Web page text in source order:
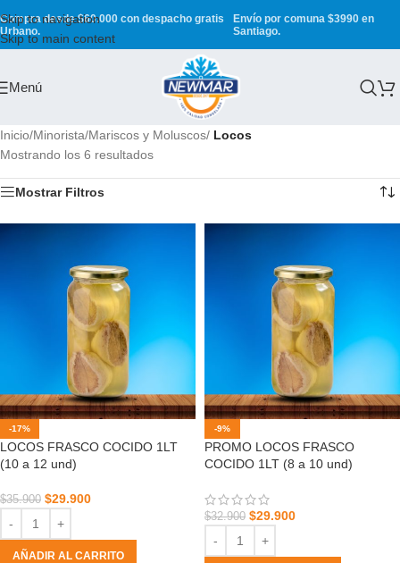
Skip to navigation
Skip to main content
Compra desde $60.000 con despacho gratis
Urbano.
Envío por comuna $3990 en
Santiago.
Menú
Inicio/Minorista/Mariscos y Moluscos/ Locos
Mostrando los 6 resultados
Mostrar Filtros
-17%
LOCOS FRASCO COCIDO 1LT
(10 a 12 und)
$35.900 $29.900
AÑADIR AL CARRITO
-9%
PROMO LOCOS FRASCO
COCIDO 1LT (8 a 10 und)
$32.900 $29.900